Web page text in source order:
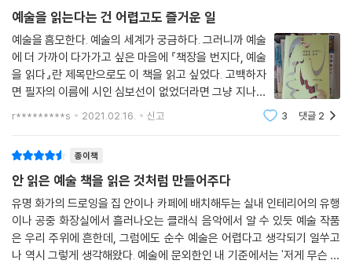
(冊張)을 번지며(넘기며) 품었던 생각의 길을 따라가며, 그들의 책장(冊
欌)에 꽂힌 책들 중에 관심 가는 책들을, 다시 책장을 번지며 읽게 될 것이
다. 그 과정에서 독자들은 이 시대의 예술에 품은 의문들에 대해 일부 답을
찾기도 하고, 때로는 더 깊은 질문을 품게 되기도 하면서, 각자의 책장을 더
풍성하게 채워나갈 수 있을 것이다. 그렇게 앎이 깊어질수록, 마냥 추상적
이고 난해하게 여겨지던 예술은 우리 삶에 더 가깝게, 좀 더 잘 ‘보이는’ 무
언가가 된다. 지금 새해 독서 계획을 세우고 있는 독자라면, 저자들이 그려
이 책이 던지는 질문들
예술/ 대화/ 천재/ 애호/ 교육/ 이미지/ 사라짐/ 정치/ 벗어남/ 놀이/ 다
시, 예술
-예술이란 무엇인가? 예술의 가치는 무엇인가?
예술을 읽는다는 건 어렵고도 즐거운 일
예술을 흠모한다. 예술의 세계가 궁금하다. 그러니까 예술
에 더 가까이 다가가고 싶은 마음에 『책장을 번지다, 예술
을 읽다』란 제목만으로도 이 책을 읽고 싶었다. 고백하자
면 필자의 이름에 시인 심보선이 없었더라면 그냥 지나쳤
을 것이다. 시인이자 사회학자가 읽은 예술서는 어떤 것일
r*********s 2021.02.16. 신고 3 댓글 2
종이책
안 읽은 예술 책을 읽은 것처럼 만들어주다
유명 화가의 드로잉을 집 안이나 카페에 배치해두는 실내 인테리어의 유행
이나 공중 화장실에서 흘러나오는 클래식 음악에서 알 수 있듯 예술 작품
은 우리 주위에 흔한데, 그럼에도 순수 예술은 어렵다고 생각되기 일쑤고
나 역시 그렇게 생각해왔다. 예술에 문외한인 내 기준에서는 '저게 무슨 저